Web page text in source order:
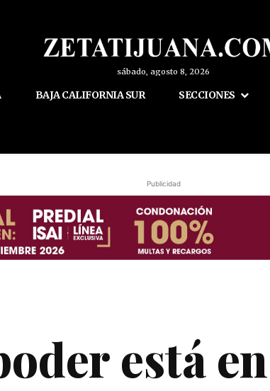
sábado, agosto 8, 2026
BAJA CALIFORNIA SUR SECCIONES
Publicidad
está